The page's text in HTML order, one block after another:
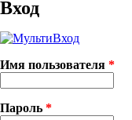
Вход
Имя пользователя *
Пароль *